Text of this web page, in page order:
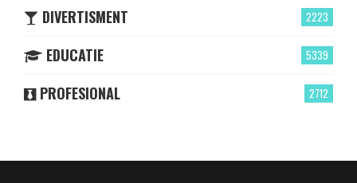
2223
DIVERTISMENT
5339
EDUCATIE
2712
PROFESIONAL